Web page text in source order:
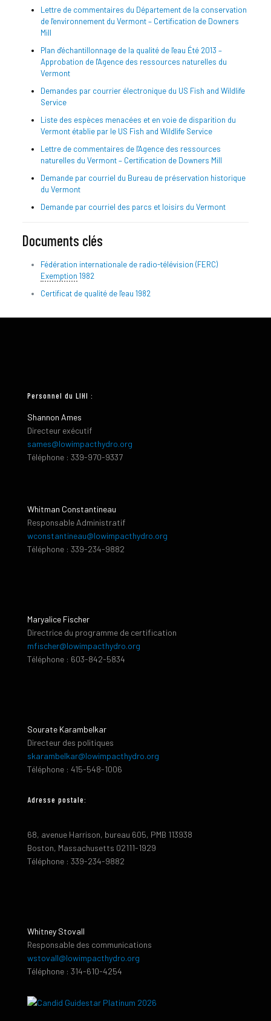
Lettre de commentaires du Département de la conservation
de l'environnement du Vermont – Certification de Downers
Mill
Plan d'échantillonnage de la qualité de l'eau Été 2013 –
Approbation de l'Agence des ressources naturelles du
Vermont
Demandes par courrier électronique du US Fish and Wildlife
Service
Liste des espèces menacées et en voie de disparition du
Vermont établie par le US Fish and Wildlife Service
Lettre de commentaires de l'Agence des ressources
naturelles du Vermont – Certification de Downers Mill
Demande par courriel du Bureau de préservation historique
du Vermont
Demande par courriel des parcs et loisirs du Vermont
Documents clés
Fédération internationale de radio-télévision (FERC)
Exemption 1982
Certificat de qualité de l'eau 1982
Personnel du LIHI :
Shannon Ames
Directeur exécutif
sames@lowimpacthydro.org
Téléphone : 339-970-9337
Whitman Constantineau
Responsable Administratif
wconstantineau@lowimpacthydro.org
Téléphone : 339-234-9882
Maryalice Fischer
Directrice du programme de certification
mfischer@lowimpacthydro.org
Téléphone : 603-842-5834
Sourate Karambelkar
Directeur des politiques
skarambelkar@lowimpacthydro.org
Téléphone : 415-548-1006
Adresse postale:
68, avenue Harrison, bureau 605, PMB 113938
Boston, Massachusetts 02111-1929
Téléphone : 339-234-9882
Whitney Stovall
Responsable des communications
wstovall@lowimpacthydro.org
Téléphone : 314-610-4254